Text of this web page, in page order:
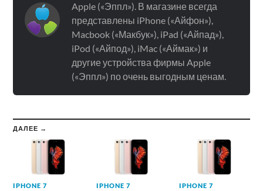
Apple («Эппл»). В магазине всегда
представлены iPhone («Айфон»),
Macbook («Макбук»), iPad («Айпад»),
iPod («Айпод»), iMac («Аймак») и
другие устройства фирмы Apple
(«Эппл») по очень выгодным ценам.
ДАЛЕЕ →
IPHONE 7 IPHONE 7 IPHONE 7